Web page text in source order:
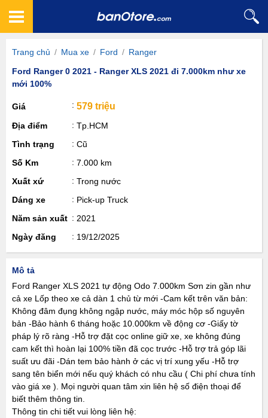
Trang chủ / Mua xe / Ford / Ranger
Ford Ranger 0 2021 - Ranger XLS 2021 đi 7.000km như xe
mới 100%
Giá 579 triệu
Địa điểm
Tp.HCM
Tình trạng
Cũ
Số Km
7.000 km
Xuất xứ
Trong nước
Dáng xe
Pick-up Truck
Năm sản xuất
2021
Ngày đăng
19/12/2025
Mô tả
Ford Ranger XLS 2021 tự động Odo 7.000km Sơn zin gần như
cả xe Lốp theo xe cả dàn 1 chủ từ mới -Cam kết trên văn bản:
Không đâm đụng không ngập nước, máy móc hộp số nguyên
bản -Bảo hành 6 tháng hoặc 10.000km về động cơ -Giấy tờ
pháp lý rõ ràng -Hỗ trợ đặt cọc online giữ xe, xe không đúng
cam kết thì hoàn lại 100% tiền đã cọc trước -Hỗ trợ trả góp lãi
suất ưu đãi -Dán tem bảo hành ở các vị trí xung yếu -Hỗ trợ
sang tên biển mới nếu quý khách có nhu cầu ( Chi phí chưa tính
vào giá xe ). Mọi người quan tâm xin liên hệ số điện thoại để
biết thêm thông tin.
Thông tin chi tiết vui lòng liên hệ: